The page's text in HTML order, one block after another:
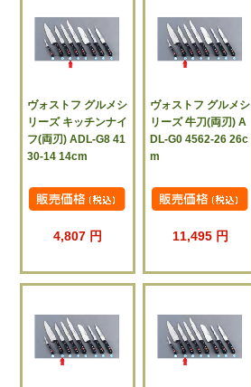
ヴォストフ グルメシ
リーズ キッチンナイ
フ(両刃) ADL-G8 41
30-14 14cm
4,807 円
ヴォストフ グルメシ
リーズ 牛刀(両刃) A
DL-G0 4562-26 26c
m
11,495 円